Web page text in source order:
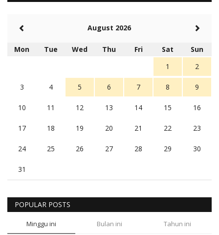
August 2026
Mon Tue Wed Thu Fri Sat
Sun
1
2
3 4 5 6 7 8 9
10 11 12 13 14 15 16
17 18 19 20 21 22 23
24 25 26 27 28 29 30
31
POPULAR POSTS
Minggu ini Bulan ini Tahun ini